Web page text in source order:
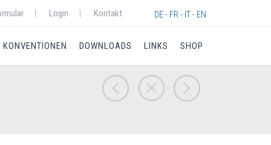
Login Kontakt DE - FR - IT - EN
KONVENTIONEN DOWNLOADS LINKS SHOP